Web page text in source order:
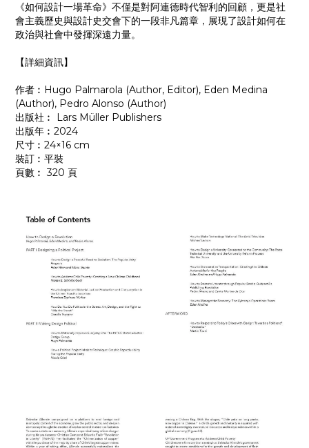
《如何設計一場革命》不僅是對阿連德時代智利的回顧，更是社
會主義歷史與設計史交會下的一段非凡篇章，展現了設計如何在
政治與社會中發揮深遠力量。
【詳細資訊】
作者︰Hugo Palmarola (Author, Editor), Eden Medina
(Author), Pedro Alonso (Author)
出版社︰ Lars Müller Publishers
出版年︰2024
尺寸︰24×16 cm
裝訂︰平裝
頁數︰ 320 頁